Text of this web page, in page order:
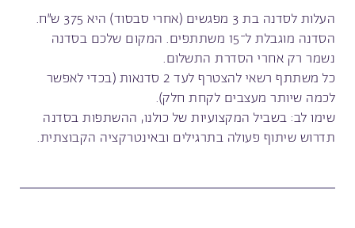
העלות לסדנה בת 3 מפגשים (אחרי סבסוד) היא 375 ש”ח.
הסדנה מוגבלת ל־15 משתתפים. המקום שלכם בסדנה
נשמר רק אחרי הסדרת התשלום.
כל משתתף רשאי להצטרף לעד 2 סדנאות (בכדי לאפשר
לכמה שיותר מעצבים לקחת חלק).
שימו לב: בשביל המקצועיות של כולנו, ההשתפות בסדנה
תדרוש שיתוף פעולה בתרגילים ובאינטרקציה הקבוצתית.